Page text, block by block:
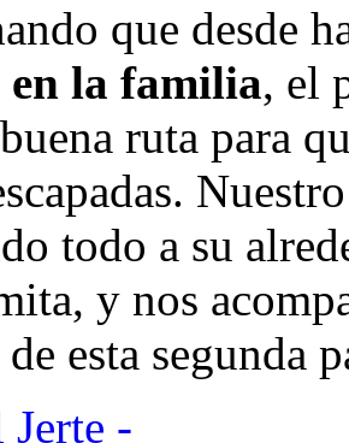
que desde
la familia, el
ruta para
todo a su
y nos
de esta segunda